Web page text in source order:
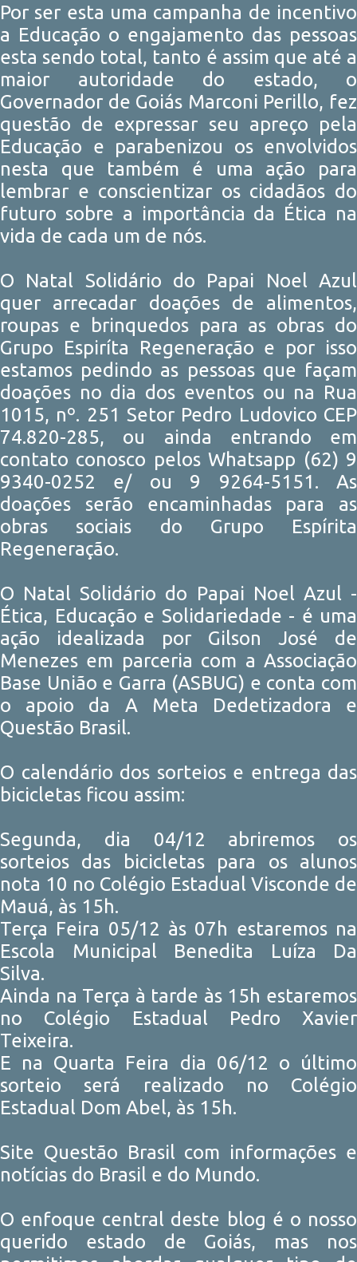
Por ser esta uma campanha de incentivo
a Educação o engajamento das pessoas
esta sendo total, tanto é assim que até a
maior autoridade do estado, o
Governador de Goiás Marconi Perillo, fez
questão de expressar seu apreço pela
Educação e parabenizou os envolvidos
nesta que também é uma ação para
lembrar e conscientizar os cidadãos do
futuro sobre a importância da Ética na
vida de cada um de nós.
O Natal Solidário do Papai Noel Azul
quer arrecadar doações de alimentos,
roupas e brinquedos para as obras do
Grupo Espiríta Regeneração e por isso
estamos pedindo as pessoas que façam
doações no dia dos eventos ou na Rua
1015, nº. 251 Setor Pedro Ludovico CEP
74.820-285, ou ainda entrando em
contato conosco pelos Whatsapp (62) 9
9340-0252 e/ ou 9 9264-5151. As
doações serão encaminhadas para as
obras sociais do Grupo Espírita
Regeneração.
O Natal Solidário do Papai Noel Azul -
Ética, Educação e Solidariedade - é uma
ação idealizada por Gilson José de
Menezes em parceria com a Associação
Base União e Garra (ASBUG) e conta com
o apoio da A Meta Dedetizadora e
Questão Brasil.
O calendário dos sorteios e entrega das
bicicletas ficou assim:
Segunda, dia 04/12 abriremos os
sorteios das bicicletas para os alunos
nota 10 no Colégio Estadual Visconde de
Mauá, às 15h.
Terça Feira 05/12 às 07h estaremos na
Escola Municipal Benedita Luíza Da
Silva.
Ainda na Terça à tarde às 15h estaremos
no Colégio Estadual Pedro Xavier
Teixeira.
E na Quarta Feira dia 06/12 o último
sorteio será realizado no Colégio
Estadual Dom Abel, às 15h.
Site Questão Brasil com informações e
notícias do Brasil e do Mundo.
O enfoque central deste blog é o nosso
querido estado de Goiás, mas nos